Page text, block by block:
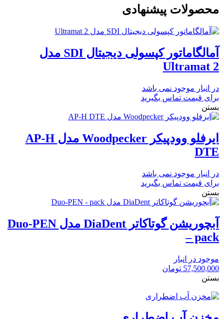
لیتری
بوستر
عدد
محصولات پیشنهادی
آمالگاماتور کپسولی دیجیتال SDI مدل
Ultramat 2
در انبار موجود نمی باشد
برای قیمت تماس بگیرید
بستن
ایرفلو وودپیکر Woodpecker مدل AP-H
DTE
در انبار موجود نمی باشد
برای قیمت تماس بگیرید
بستن
آبچوریشن گوتاکاتر DiaDent مدل Duo-PEN
– pack
موجود در انبار
57,500,000 تومان
بستن